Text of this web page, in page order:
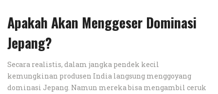
Apakah Akan Menggeser Dominasi
Jepang?
Secara realistis, dalam jangka pendek kecil
kemungkinan produsen India langsung menggoyang
dominasi Jepang. Namun mereka bisa mengambil ceruk